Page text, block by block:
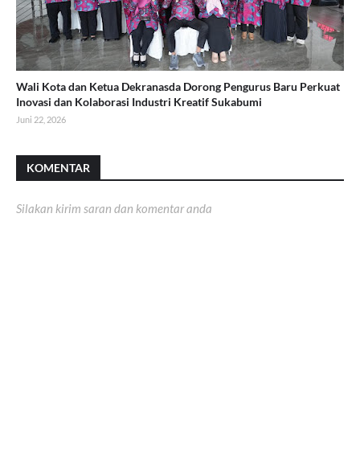
Wali Kota dan Ketua Dekranasda Dorong Pengurus Baru Perkuat
Inovasi dan Kolaborasi Industri Kreatif Sukabumi
Juni 22, 2026
KOMENTAR
Silakan kirim saran dan komentar anda